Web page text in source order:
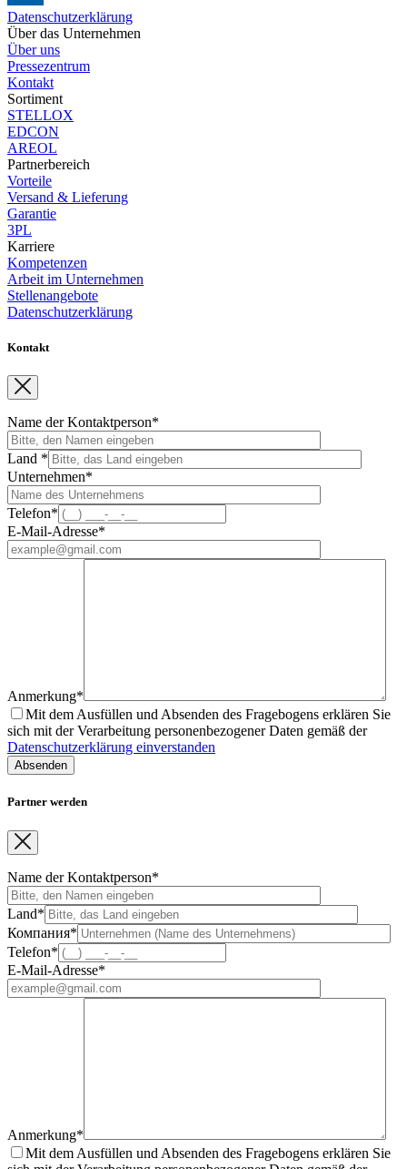
Datenschutzerklärung
Über das Unternehmen
Über uns
Pressezentrum
Kontakt
Sortiment
STELLOX
EDCON
AREOL
Partnerbereich
Vorteile
Versand & Lieferung
Garantie
3PL
Karriere
Kompetenzen
Arbeit im Unternehmen
Stellenangebote
Datenschutzerklärung
Kontakt
Name der Kontaktperson*
Land *
Unternehmen*
Telefon*
E-Mail-Adresse*
Anmerkung*
Mit dem Ausfüllen und Absenden des Fragebogens erklären Sie
sich mit der Verarbeitung personenbezogener Daten gemäß der
Datenschutzerklärung einverstanden
Partner werden
Name der Kontaktperson*
Land*
Компания*
Telefon*
E-Mail-Adresse*
Anmerkung*
Mit dem Ausfüllen und Absenden des Fragebogens erklären Sie